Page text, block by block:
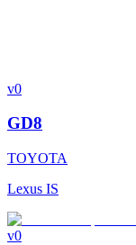
v0
GD8
TOYOTA
Lexus IS
v0